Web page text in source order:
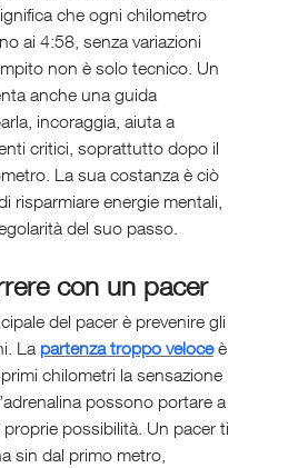
che ogni chilometro
ai 4:58, senza variazioni
non è solo tecnico. Un
anche una guida
incoraggia, aiuta a
critici, soprattutto dopo il
La sua costanza è ciò
risparmiare energie mentali,
del suo passo.
con un pacer
del pacer è prevenire gli
La partenza troppo veloce è
chilometri la sensazione
possono portare a
possibilità. Un pacer ti
sin dal primo metro,